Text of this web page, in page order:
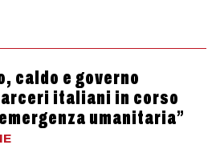
caldo e governo
italiani in corso
umanitaria”